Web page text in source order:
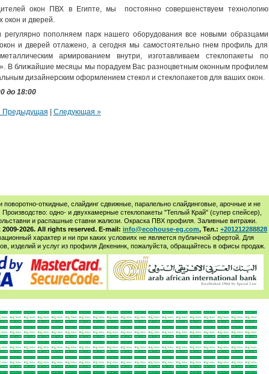
окон ПВХ в Египте, мы постоянно совершенствуем технологию
окон и дверей.
пополняем парк нашего оборудования все новыми образцами
и дверей отлажено, а сегодня мы самостоятельно гнем профиль для
армированием внутри, изготавливаем стеклопакеты по
В ближайшие месяцы мы порадуем Вас разноцветным оконным профилем
дизайнерским оформлением стекол и стеклопакетов для ваших окон.
до 18:00
Предыдущая | Следующая »
откидные, слайдинг сдвижные, паралельно слайдинговые, арочные и не
одно- и двухкамерные стеклопакеты "Теплый Край" (супер спейсер),
и распашные ставни жалюзи. Окраска ПВХ профиля. Заливные витражи.
2026. All rights reserved. E-mail: info@ecohouse-eg.com, Тел.: +201212288828
характер и ни при каких условиях не является публичной офертой. Для
изделий и услуг из профиля Декенинк, пожалуйста, обращайтесь в офисы продаж.